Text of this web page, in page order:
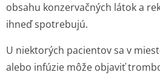
obsahu konzervačných látok a
ihneď spotrebujú.
U niektorých pacientov sa v
alebo infúzie môže objaviť